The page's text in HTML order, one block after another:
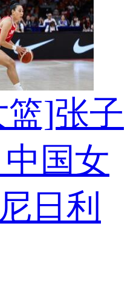
]张子
国女
日利